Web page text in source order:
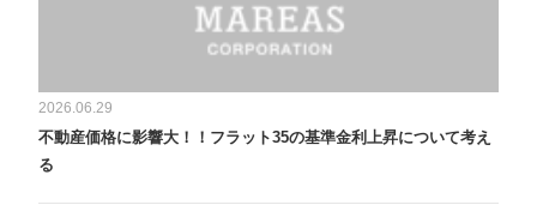
2026.06.29
不動産価格に影響大！！フラット35の基準金利上昇について考え
る